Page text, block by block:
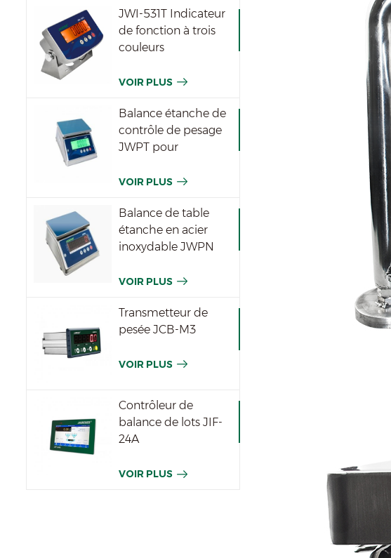
JWI-531T Indicateur
de fonction à trois
couleurs
VOIR PLUS
Balance étanche de
contrôle de pesage
JWPT pour
VOIR PLUS
Balance de table
étanche en acier
inoxydable JWPN
VOIR PLUS
Transmetteur de
pesée JCB-M3
VOIR PLUS
Contrôleur de
balance de lots JIF-
24A
VOIR PLUS